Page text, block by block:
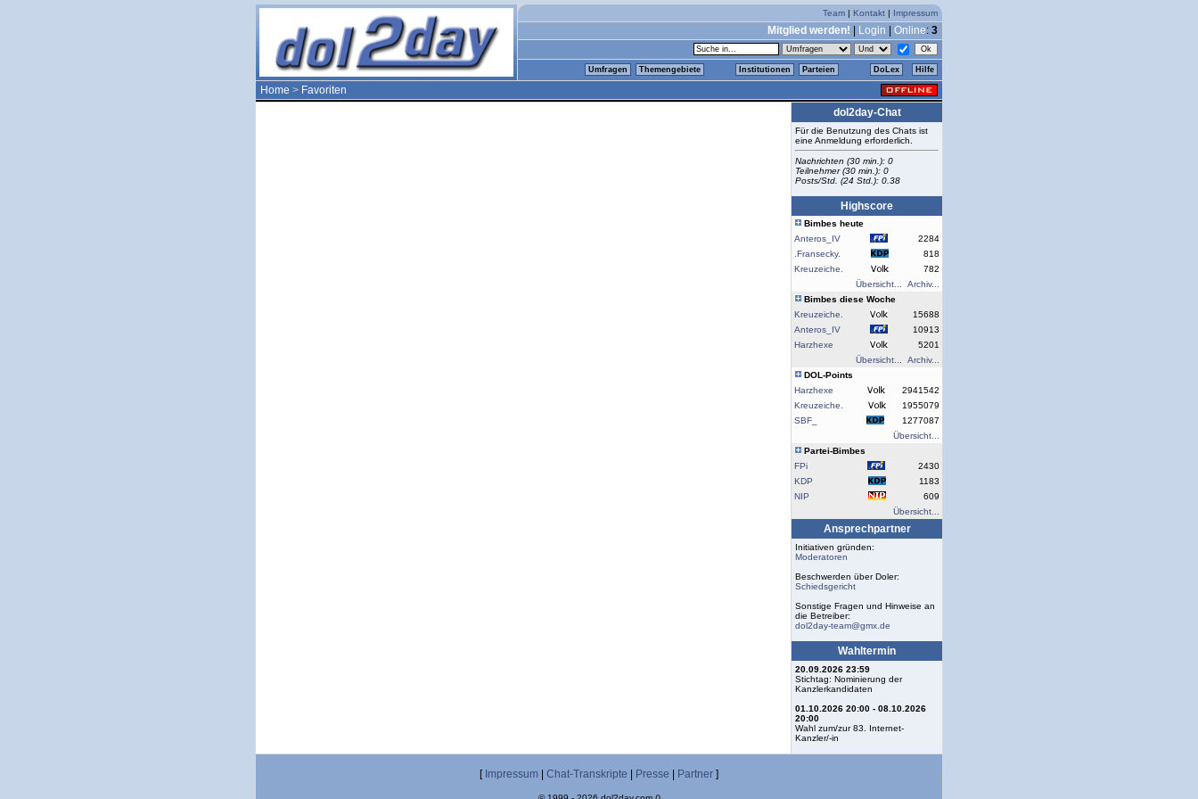
Team | Kontakt | Impressum
Mitglied werden! Login Online: 3
Umfragen Themengebiete Institutionen Parteien DoLex Hilfe
Home > Favoriten
dol2day-Chat
Für die Benutzung des Chats ist
eine Anmeldung erforderlich.
Nachrichten (30 min.): 0
Teilnehmer (30 min.): 0
Posts/Std. (24 Std.): 0.38
Highscore
Bimbes heute
Anteros_IV
2284
.Fransecky.
818
Kreuzeiche.
782
Übersicht...
Archiv...
Bimbes diese Woche
Kreuzeiche.
15688
Anteros_IV
10913
Harzhexe
5201
Übersicht...
Archiv...
DOL-Points
Harzhexe
2941542
Kreuzeiche.
1955079
SBF_
1277087
Übersicht...
Partei-Bimbes
FPi
2430
KDP
1183
NIP
609
Übersicht...
Ansprechpartner
Initiativen gründen:
Moderatoren
Beschwerden über Doler:
Schiedsgericht
Sonstige Fragen und Hinweise an
die Betreiber:
dol2day-team@gmx.de
Wahltermin
20.09.2026 23:59
Stichtag: Nominierung der
Kanzlerkandidaten
01.10.2026 20:00 - 08.10.2026
20:00
Wahl zum/zur 83. Internet-
Kanzler/-in
[ Impressum Chat-Transkripte Presse Partner ]